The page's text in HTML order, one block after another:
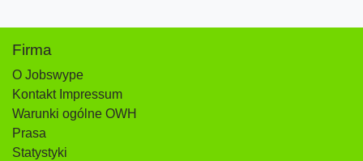
Firma
O Jobswype
Kontakt Impressum
Warunki ogólne OWH
Prasa
Statystyki